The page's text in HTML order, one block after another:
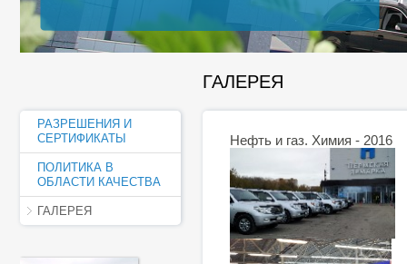
ГАЛЕРЕЯ
Нефть и газ. Химия - 2016
РАЗРЕШЕНИЯ И
СЕРТИФИКАТЫ
ПОЛИТИКА В
ОБЛАСТИ КАЧЕСТВА
ГАЛЕРЕЯ